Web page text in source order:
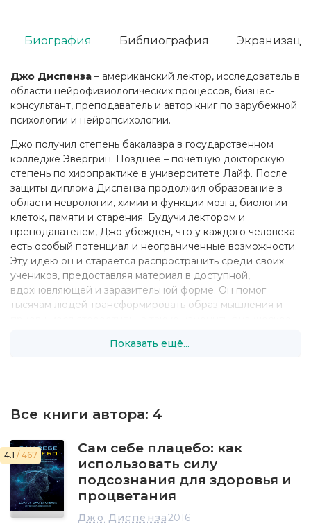
Джо Диспенза – американский лектор, исследователь в
области нейрофизиологических процессов, бизнес-
консультант, преподаватель и автор книг по зарубежной
психологии и нейропсихологии.
Джо получил степень бакалавра в государственном
колледже Эвергрин. Позднее – почетную докторскую
степень по хиропрактике в университете Лайф. После
защиты диплома Диспенза продолжил образование в
области неврологии, химии и функции мозга, биологии
клеток, памяти и старения. Будучи лектором и
преподавателем, Джо убежден, что у каждого человека
есть особый потенциал и неограниченные возможности.
Эту идею он и старается распространить среди своих
учеников, предоставляя материал в доступной,
вдохновляющей и заразительной форме. Он помог
тысячам людей трансформировать образ мышления и
перемен. В дополнение к разнообразным онлайн-курсам
В качестве исследователя Диспенза изучает
а также помогает людям бороться с хроническими
заболеваниями, обеспечивая им умиротворение и более
спокойную счастливую жизнь. Свои исследованя он
проводит совместно с учеными, тщательно фиксируя все
полученные данные на специализированных приборах.
Показать ещё...
Биография Библиография
Все книги автора: 4
4.1 / 467
Сам себе плацебо: как
использовать силу
подсознания для здоровья и
процветания
Джо Диспенза2016